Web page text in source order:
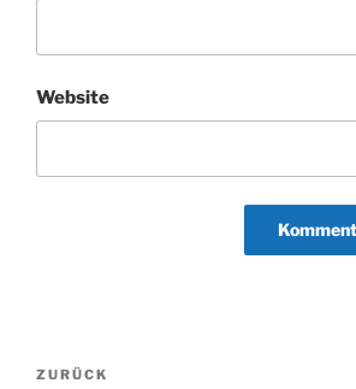
Website
Beitragsnavigation
Vorheriger
ZURÜCK